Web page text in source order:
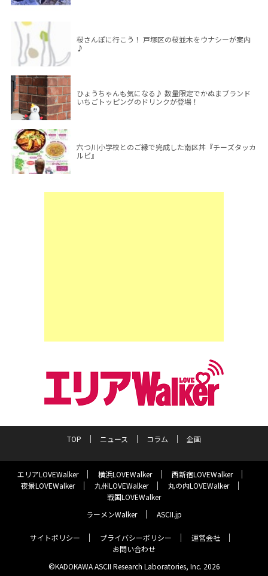
桜さんぽに行こう！ 戸塚区の桜並木をウナシーが案内
♪
ひょうちゃんも気になる♪ 数量限定でかぬまブランド
いちごトッピングのドリンクが登場！
六つ川小学校とのご縁で完成した南区丼『チーズタッカ
ルビ』
TOP ニュース コラム 企画
エリアLOVEWalker 横浜LOVEWalker
西新宿LOVEWalker
夜景LOVEWalker
九州LOVEWalker
丸の内LOVEWalker
戦国LOVEWalker
ラーメンWalker
ASCII.jp
サイトポリシー プライバシーポリシー
運営会社
お問い合わせ
©KADOKAWA ASCII Research Laboratories, Inc. 2026